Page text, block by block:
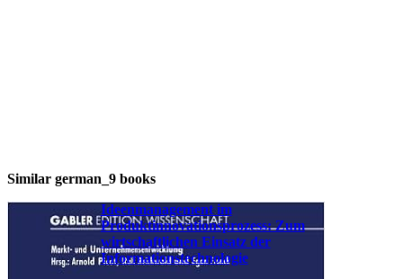
Similar german_9 books
Ideenmanagement im
Produktinnovationsprozess: Zum
wirtschaftlichen Einsatz der
Informationstechnologie